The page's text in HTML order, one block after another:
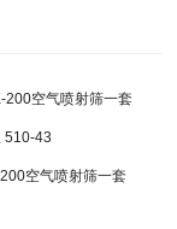
200空气喷射筛一套
510-43
空气喷射筛一套